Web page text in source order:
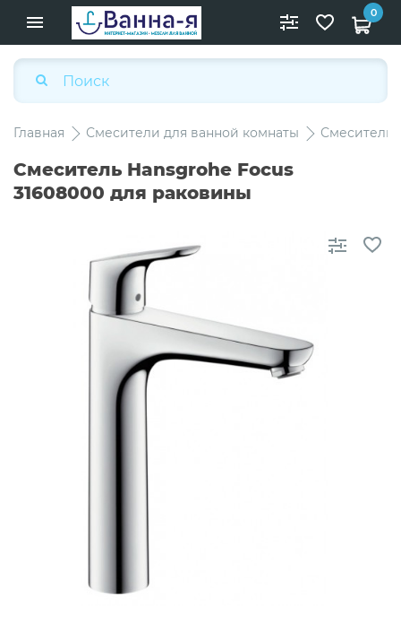
0
Главная Смесители для ванной комнаты Смесители
Смеситель Hansgrohe Focus
31608000 для раковины